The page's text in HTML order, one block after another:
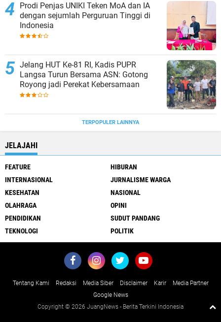
Prodi Penjas UNIKI Teken MoA dan IA
dengan sejumlah Perguruan Tinggi di
Indonesia
Jelang HUT Ke-81 RI, Kadis PUPR
Langsa Turun Bersama ASN: Gotong
Royong jadi Perekat Kebersamaan
TERPOPULER LAINNYA
JELAJAHI
FEATURE
HIBURAN
INTERNASIONAL
JURNALISME WARGA
KESEHATAN
NASIONAL
OLAHRAGA
OPINI
PENDIDIKAN
SUDUT PANDANG
TEKNOLOGI
POLITIK
Tentang Kami Redaksi Media Siber Disclaimer Karir
Media Partner
Google News
Copyright © 2026 JuangNews - Berita Terkini Indonesia